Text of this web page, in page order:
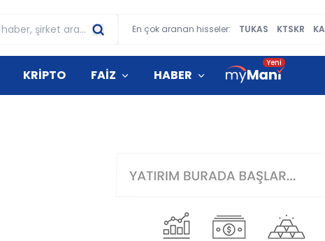
En çok aranan hisseler: TUKAS KTSKR
KRİPTO FAİZ HABER